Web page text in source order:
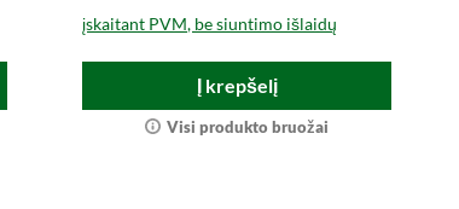
įskaitant PVM, be siuntimo išlaidų
Į krepšelį
Visi produkto bruožai